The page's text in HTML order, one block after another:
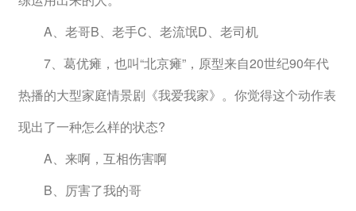
A、老哥B、老手C、老流氓D、老司机
7、葛优瘫，也叫“北京瘫”，原型来自20世纪90年代
热播的大型家庭情景剧《我爱我家》。你觉得这个动作表
现出了一种怎么样的状态?
A、来啊，互相伤害啊
B、厉害了我的哥